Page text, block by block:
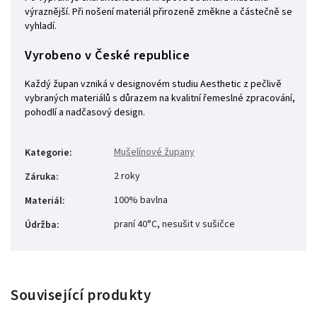
výraznější. Při nošení materiál přirozeně změkne a částečně se
vyhladí.
Vyrobeno v České republice
Každý župan vzniká v designovém studiu Aesthetic z pečlivě
vybraných materiálů s důrazem na kvalitní řemeslné zpracování,
pohodlí a nadčasový design.
Kategorie:
Mušelínové župany
Záruka:
2 roky
Materiál:
100% bavlna
Údržba: praní 40°C, nesušit v sušičce
Související produkty